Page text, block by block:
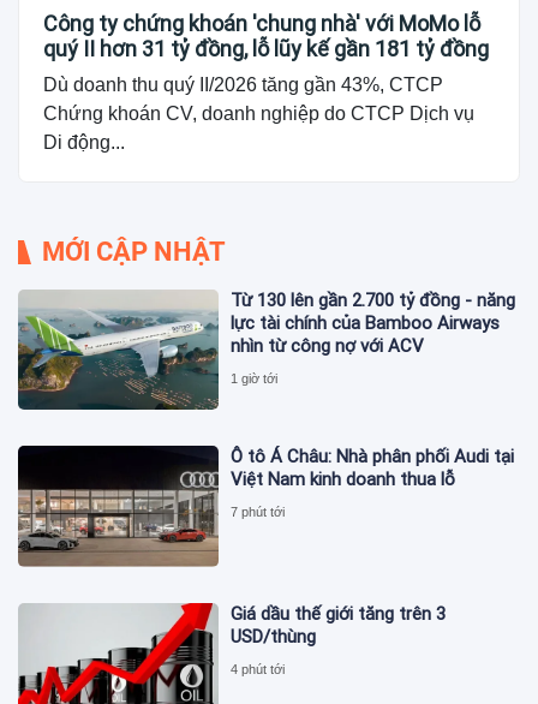
Công ty chứng khoán 'chung nhà' với MoMo lỗ
quý II hơn 31 tỷ đồng, lỗ lũy kế gần 181 tỷ đồng
Dù doanh thu quý II/2026 tăng gần 43%, CTCP
Chứng khoán CV, doanh nghiệp do CTCP Dịch vụ
Di động...
MỚI CẬP NHẬT
Từ 130 lên gần 2.700 tỷ đồng - năng
lực tài chính của Bamboo Airways
nhìn từ công nợ với ACV
1 giờ tới
Ô tô Á Châu: Nhà phân phối Audi tại
Việt Nam kinh doanh thua lỗ
7 phút tới
Giá dầu thế giới tăng trên 3
USD/thùng
4 phút tới